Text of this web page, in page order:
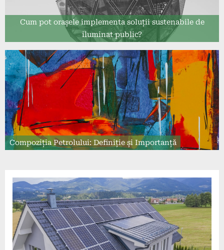
Cum pot orașele implementa soluții sustenabile de
iluminat public?
Compoziția Petrolului: Definiție și Importanță